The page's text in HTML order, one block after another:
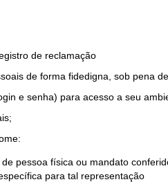
de reclamação
de forma fidedigna, sob pena
e senha) para acesso a seu
pessoa física ou mandato
para tal representação